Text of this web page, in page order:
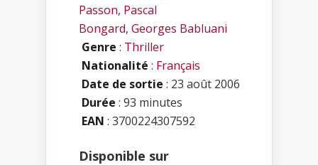
Passon, Pascal
Bongard, Georges Babluani
Genre : Thriller
Nationalité : Français
Date de sortie : 23 août 2006
Durée : 93 minutes
EAN : 3700224307592
Disponible sur